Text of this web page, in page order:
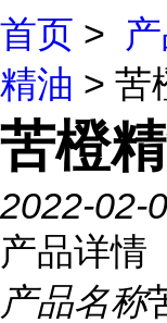
首页 >
精油 > 苦
苦橙
2022-02-
产品详情
产品名称